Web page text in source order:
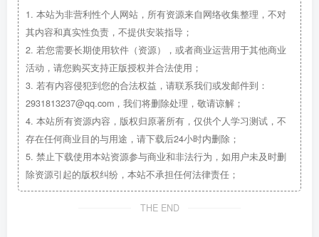
1. 本站为非营利性个人网站，所有资源来自网络收集整理，不对
其内容和真实性负责，不提供安装指导；
2. 若您需要长期使用软件（资源），或者商业运营用于其他商业
活动，请您购买支持正版授权并合法使用；
3. 若有内容侵犯到您的合法权益，请联系我们或发邮件到：
2931813237@qq.com，我们将删除处理，敬请谅解；
4. 本站所有资源内容，版权归原著所有，仅供个人学习测试，不
存在任何商业目的与用途，请下载后24小时内删除；
5. 禁止下载使用本站资源参与商业和非法行为，如用户未及时删
除资源引起的版权纠纷，本站不承担任何法律责任；
THE END